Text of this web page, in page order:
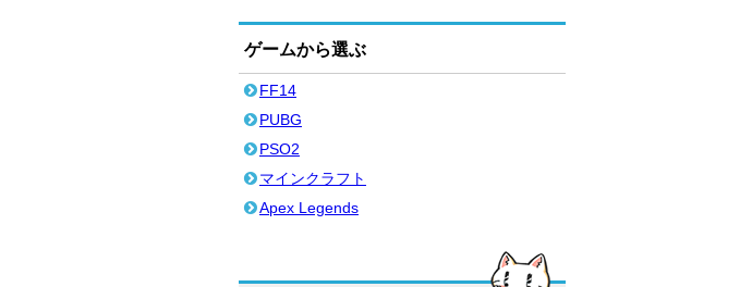
ゲームから選ぶ
FF14
PUBG
PSO2
マインクラフト
Apex Legends